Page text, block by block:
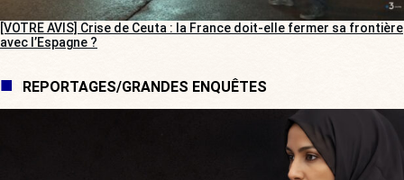
[VOTRE AVIS] Crise de Ceuta : la France doit-elle fermer sa frontière
avec l’Espagne ?
REPORTAGES/GRANDES ENQUÊTES